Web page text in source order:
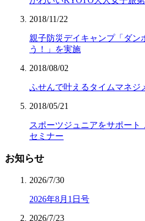
2018/11/22
親子防災デイキャンプ「ダン
う！」を実施
2018/08/02
ふせんで叶えるタイムマネジ
2018/05/21
スポーツジュニアをサポー
セミナー
お知らせ
2026/7/30
2026年8月1日号
2026/7/23